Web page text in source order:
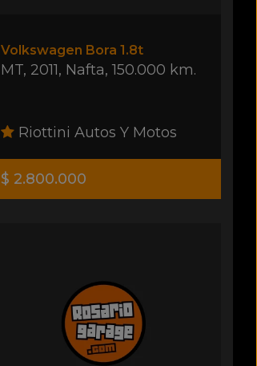
Volkswagen Bora 1.8t
MT, 2011, Nafta,150.000 km.
Riottini Autos Y Motos
$ 2.800.000